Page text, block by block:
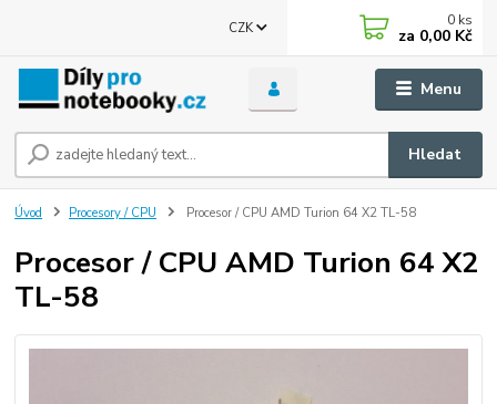
Menu
CZK
Hledat
0 ks
za 0,00 Kč
Úvod Procesory / CPU Procesor / CPU AMD Turion 64 X2 TL-58
Procesor / CPU AMD Turion 64 X2
TL-58